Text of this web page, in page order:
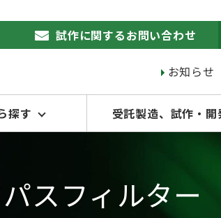
試作に関するお問い合わせ
お知らせ
探す 受託製造、試作・開
スフィルター